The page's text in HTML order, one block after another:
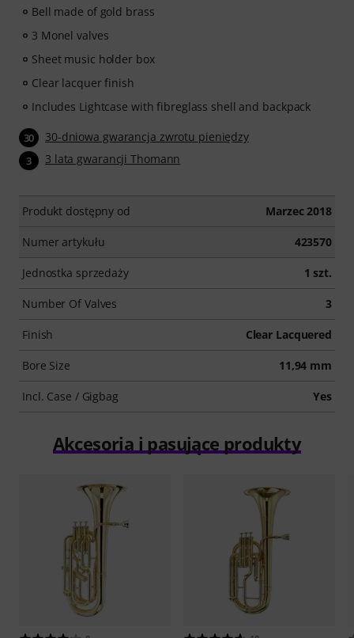
Bell made of gold brass
3 Monel valves
Sheet music holder box
Clear lacquer finish
Includes Lightcase with fibreglass shell and backpack
30 30-dniowa gwarancja zwrotu pieniędzy
3 3 lata gwarancji Thomann
Produkt dostępny od Marzec 2018
Numer artykułu 423570
Jednostka sprzedaży 1 szt.
Number Of Valves 3
Finish Clear Lacquered
Bore Size 11,94 mm
Incl. Case / Gigbag Yes
Akcesoria i pasujące produkty